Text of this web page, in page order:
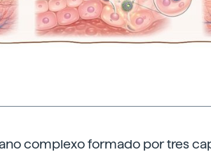
complexo formado por tres